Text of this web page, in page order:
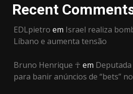
Recent
EDLpietro em Israel realiza
Líbano e aumenta tensão
Bruno Henrique ☥ em
para banir anúncios de “bets”